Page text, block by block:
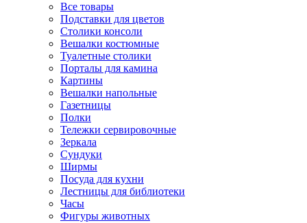
Все товары
Подставки для цветов
Столики консоли
Вешалки костюмные
Туалетные столики
Порталы для камина
Картины
Вешалки напольные
Газетницы
Полки
Тележки сервировочные
Зеркала
Сундуки
Ширмы
Посуда для кухни
Лестницы для библиотеки
Часы
Фигуры животных